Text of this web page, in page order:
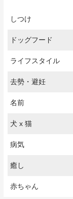
しつけ
ドッグフード
ライフスタイル
去勢・避妊
名前
犬 x 猫
病気
癒し
赤ちゃん